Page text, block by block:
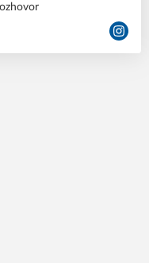
dát gól. 🗣️ #1skrozhovor